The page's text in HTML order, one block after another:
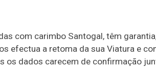
com carimbo Santogal, têm
efectua a retoma da sua Viatura e
os dados carecem de confirmação